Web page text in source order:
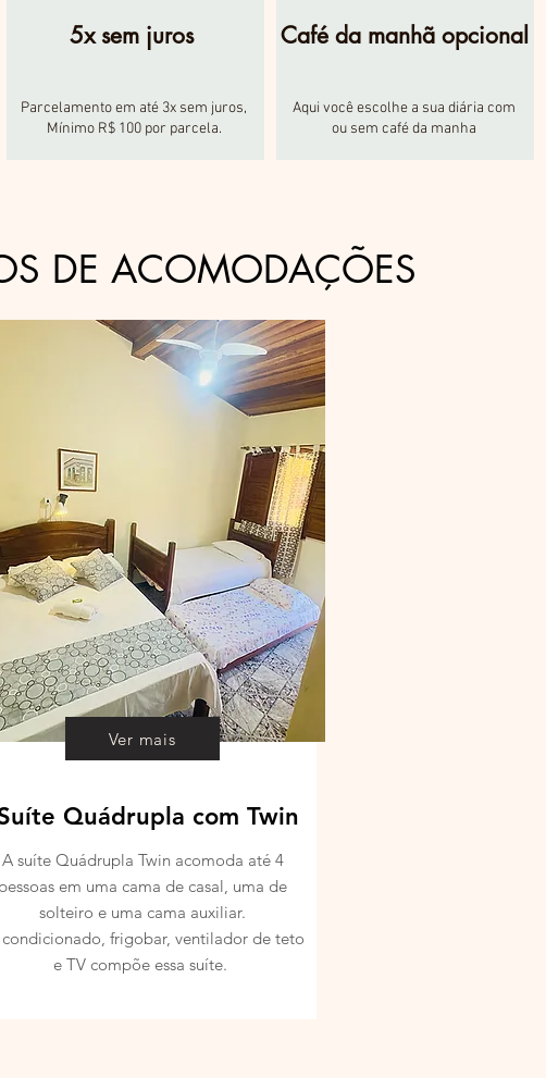
5x sem juros
Parcelamento em até 3x sem juros,
Mínimo R$ 100 por parcela.
Café da manhã opcional
Aqui você escolhe a sua diária com
ou sem café da manha
DE ACOMODAÇÕES
Ver mais
Quádrupla com Twin
A suíte Quádrupla Twin acomoda até 4
pessoas em uma cama de casal, uma de
solteiro e uma cama auxiliar.
frigobar, ventilador de teto
e TV compõe essa suíte.